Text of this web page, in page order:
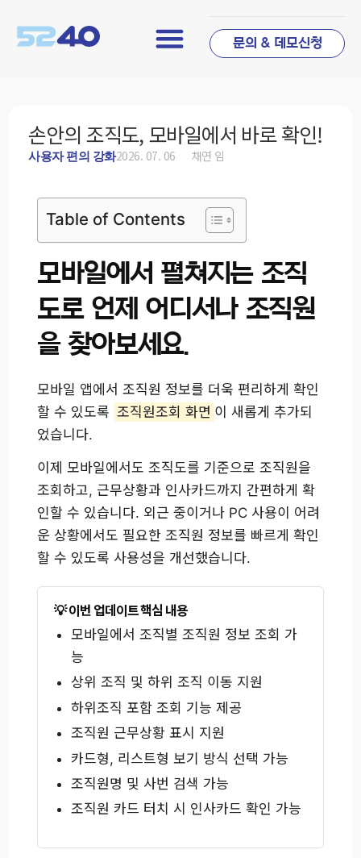
문의 & 데모신청
Table of Contents
모바일에서 펼쳐지는 조직
도로 언제 어디서나 조직원
을 찾아보세요.
모바일 앱에서 조직원 정보를 더욱 편리하게 확인
할 수 있도록 조직원조회 화면 이 새롭게 추가되
었습니다.
이제 모바일에서도 조직도를 기준으로 조직원을
조회하고, 근무상황과 인사카드까지 간편하게 확
인할 수 있습니다. 외근 중이거나 PC 사용이 어려
운 상황에서도 필요한 조직원 정보를 빠르게 확인
할 수 있도록 사용성을 개선했습니다.
이번 업데이트 핵심 내용
모바일에서 조직별 조직원 정보 조회 가
능
상위 조직 및 하위 조직 이동 지원
하위조직 포함 조회 기능 제공
조직원 근무상황 표시 지원
카드형, 리스트형 보기 방식 선택 가능
조직원명 및 사번 검색 가능
조직원 카드 터치 시 인사카드 확인 가능
손안의 조직도, 모바일에서 바로 확인!
사용자 편의 강화2026. 07. 06 채연 임